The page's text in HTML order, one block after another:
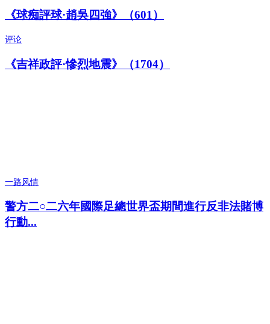
《球痴評球·趙吳四強》（601）
评论
《吉祥政評·慘烈地震》（1704）
一路风情
警方二○二六年國際足總世界盃期間進行反非法賭博
行動...